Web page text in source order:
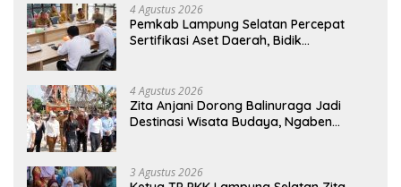
4 Agustus 2026
Pemkab Lampung Selatan Percepat
Sertifikasi Aset Daerah, Bidik
4 Agustus 2026
Zita Anjani Dorong Balinuraga Jadi
Destinasi Wisata Budaya, Ngaben
3 Agustus 2026